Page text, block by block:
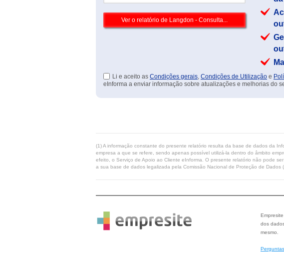
Li e aceito as Condições gerais, Condições de Utilização e
eInforma a enviar informação sobre atualizações e melhorias do
(1) A informação constante do presente relatório resulta da base de dados da
empresa a que se refere, sendo apenas possível utilizá-la dentro do âmbito
efeito, o Serviço de Apoio ao Cliente eInforma. O presente relatório não pode
a sua base de dados legalizada pela Comissão Nacional de Proteção de Dados
dos
mesmo.